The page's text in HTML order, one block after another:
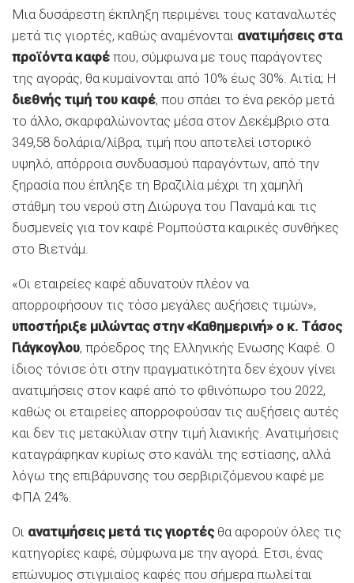
Μια δυσάρεστη έκπληξη περιμένει τους καταναλωτές
μετά τις γιορτές, καθώς αναμένονται ανατιμήσεις στα
προϊόντα καφέ που, σύμφωνα με τους παράγοντες
της αγοράς, θα κυμαίνονται από 10% έως 30%. Αιτία; Η
διεθνής τιμή του καφέ, που σπάει το ένα ρεκόρ μετά
το άλλο, σκαρφαλώνοντας μέσα στον Δεκέμβριο στα
349,58 δολάρια/λίβρα, τιμή που αποτελεί ιστορικό
υψηλό, απόρροια συνδυασμού παραγόντων, από την
ξηρασία που έπληξε τη Βραζιλία μέχρι τη χαμηλή
στάθμη του νερού στη Διώρυγα του Παναμά και τις
δυσμενείς για τον καφέ Ρομπούστα καιρικές συνθήκες
στο Βιετνάμ.
«Οι εταιρείες καφέ αδυνατούν πλέον να
απορροφήσουν τις τόσο μεγάλες αυξήσεις τιμών»,
υποστήριξε μιλώντας στην «Καθημερινή» ο κ. Τάσος
Γιάγκογλου, πρόεδρος της Ελληνικής Ενωσης Καφέ. Ο
ίδιος τόνισε ότι στην πραγματικότητα δεν έχουν γίνει
ανατιμήσεις στον καφέ από το φθινόπωρο του 2022,
καθώς οι εταιρείες απορροφούσαν τις αυξήσεις αυτές
και δεν τις μετακύλιαν στην τιμή λιανικής. Ανατιμήσεις
καταγράφηκαν κυρίως στο κανάλι της εστίασης, αλλά
λόγω της επιβάρυνσης του σερβιριζόμενου καφέ με
ΦΠΑ 24%.
Οι ανατιμήσεις μετά τις γιορτές θα αφορούν όλες τις
κατηγορίες καφέ, σύμφωνα με την αγορά. Ετσι, ένας
επώνυμος στιγμιαίος καφές που σήμερα πωλείται